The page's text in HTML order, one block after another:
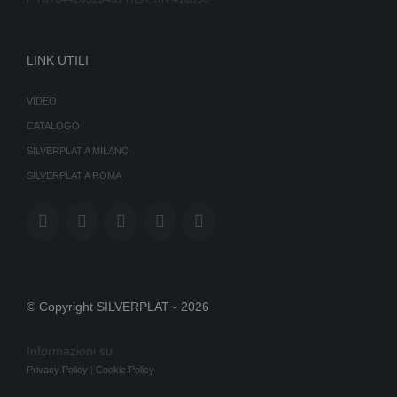
LINK UTILI
VIDEO
CATALOGO
SILVERPLAT A MILANO
SILVERPLAT A ROMA
© Copyright SILVERPLAT - 2026
Informazioni su
Privacy Policy Cookie Policy